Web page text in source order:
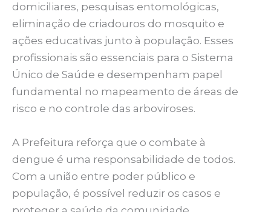
domiciliares, pesquisas entomológicas,
eliminação de criadouros do mosquito e
ações educativas junto à população. Esses
profissionais são essenciais para o Sistema
Único de Saúde e desempenham papel
fundamental no mapeamento de áreas de
risco e no controle das arboviroses.
A Prefeitura reforça que o combate à
dengue é uma responsabilidade de todos.
Com a união entre poder público e
população, é possível reduzir os casos e